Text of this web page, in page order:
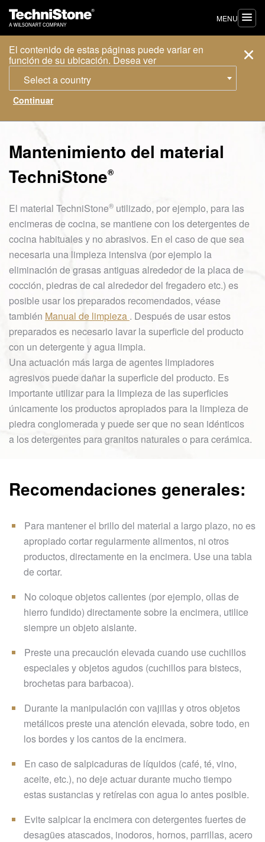
El contenido de estas páginas puede variar en
función de su ubicación. Desea ver
Select a country
MENU
Mantenimiento del material
TechniStone®
El material TechniStone® utilizado, por ejemplo, para las
encimeras de cocina, se mantiene con los detergentes de
cocina habituales y no abrasivos. En el caso de que sea
necesaria una limpieza intensiva (por ejemplo la
eliminación de grasas antiguas alrededor de la placa de
cocción, piedras de cal alrededor del fregadero etc.) es
posible usar los preparados recomendados, véase
también Manual de limpieza . Después de usar estos
preparados es necesario lavar la superficie del producto
con un detergente y agua limpia.
Una actuación más larga de agentes limpiadores
agresivos puede dañar la superficie del producto. Es
importante utilizar para la limpieza de las superficies
únicamente los productos apropiados para la limpieza de
piedra conglomerada y puede ser que no sean idénticos
a los detergentes para granitos naturales o para cerámica.
Recomendaciones generales:
Para mantener el brillo del material a largo plazo, no es
apropiado cortar regularmente alimentos, ni otros
productos, directamente en la encimera. Use una tabla
de cortar.
No coloque objetos calientes (por ejemplo, ollas de
hierro fundido) directamente sobre la encimera, utilice
siempre un objeto aislante.
Preste una precaución elevada cuando use cuchillos
especiales y objetos agudos (cuchillos para bistecs,
brochetas para barbacoa).
Durante la manipulación con vajillas y otros objetos
metálicos preste una atención elevada, sobre todo, en
los bordes y los cantos de la encimera.
En caso de salpicaduras de líquidos (café, té, vino,
aceite, etc.), no deje actuar durante mucho tiempo
estas sustancias y retírelas con agua lo antes posible.
Evite salpicar la encimera con detergentes fuertes de
desagües atascados, inodoros, hornos, parrillas, acero